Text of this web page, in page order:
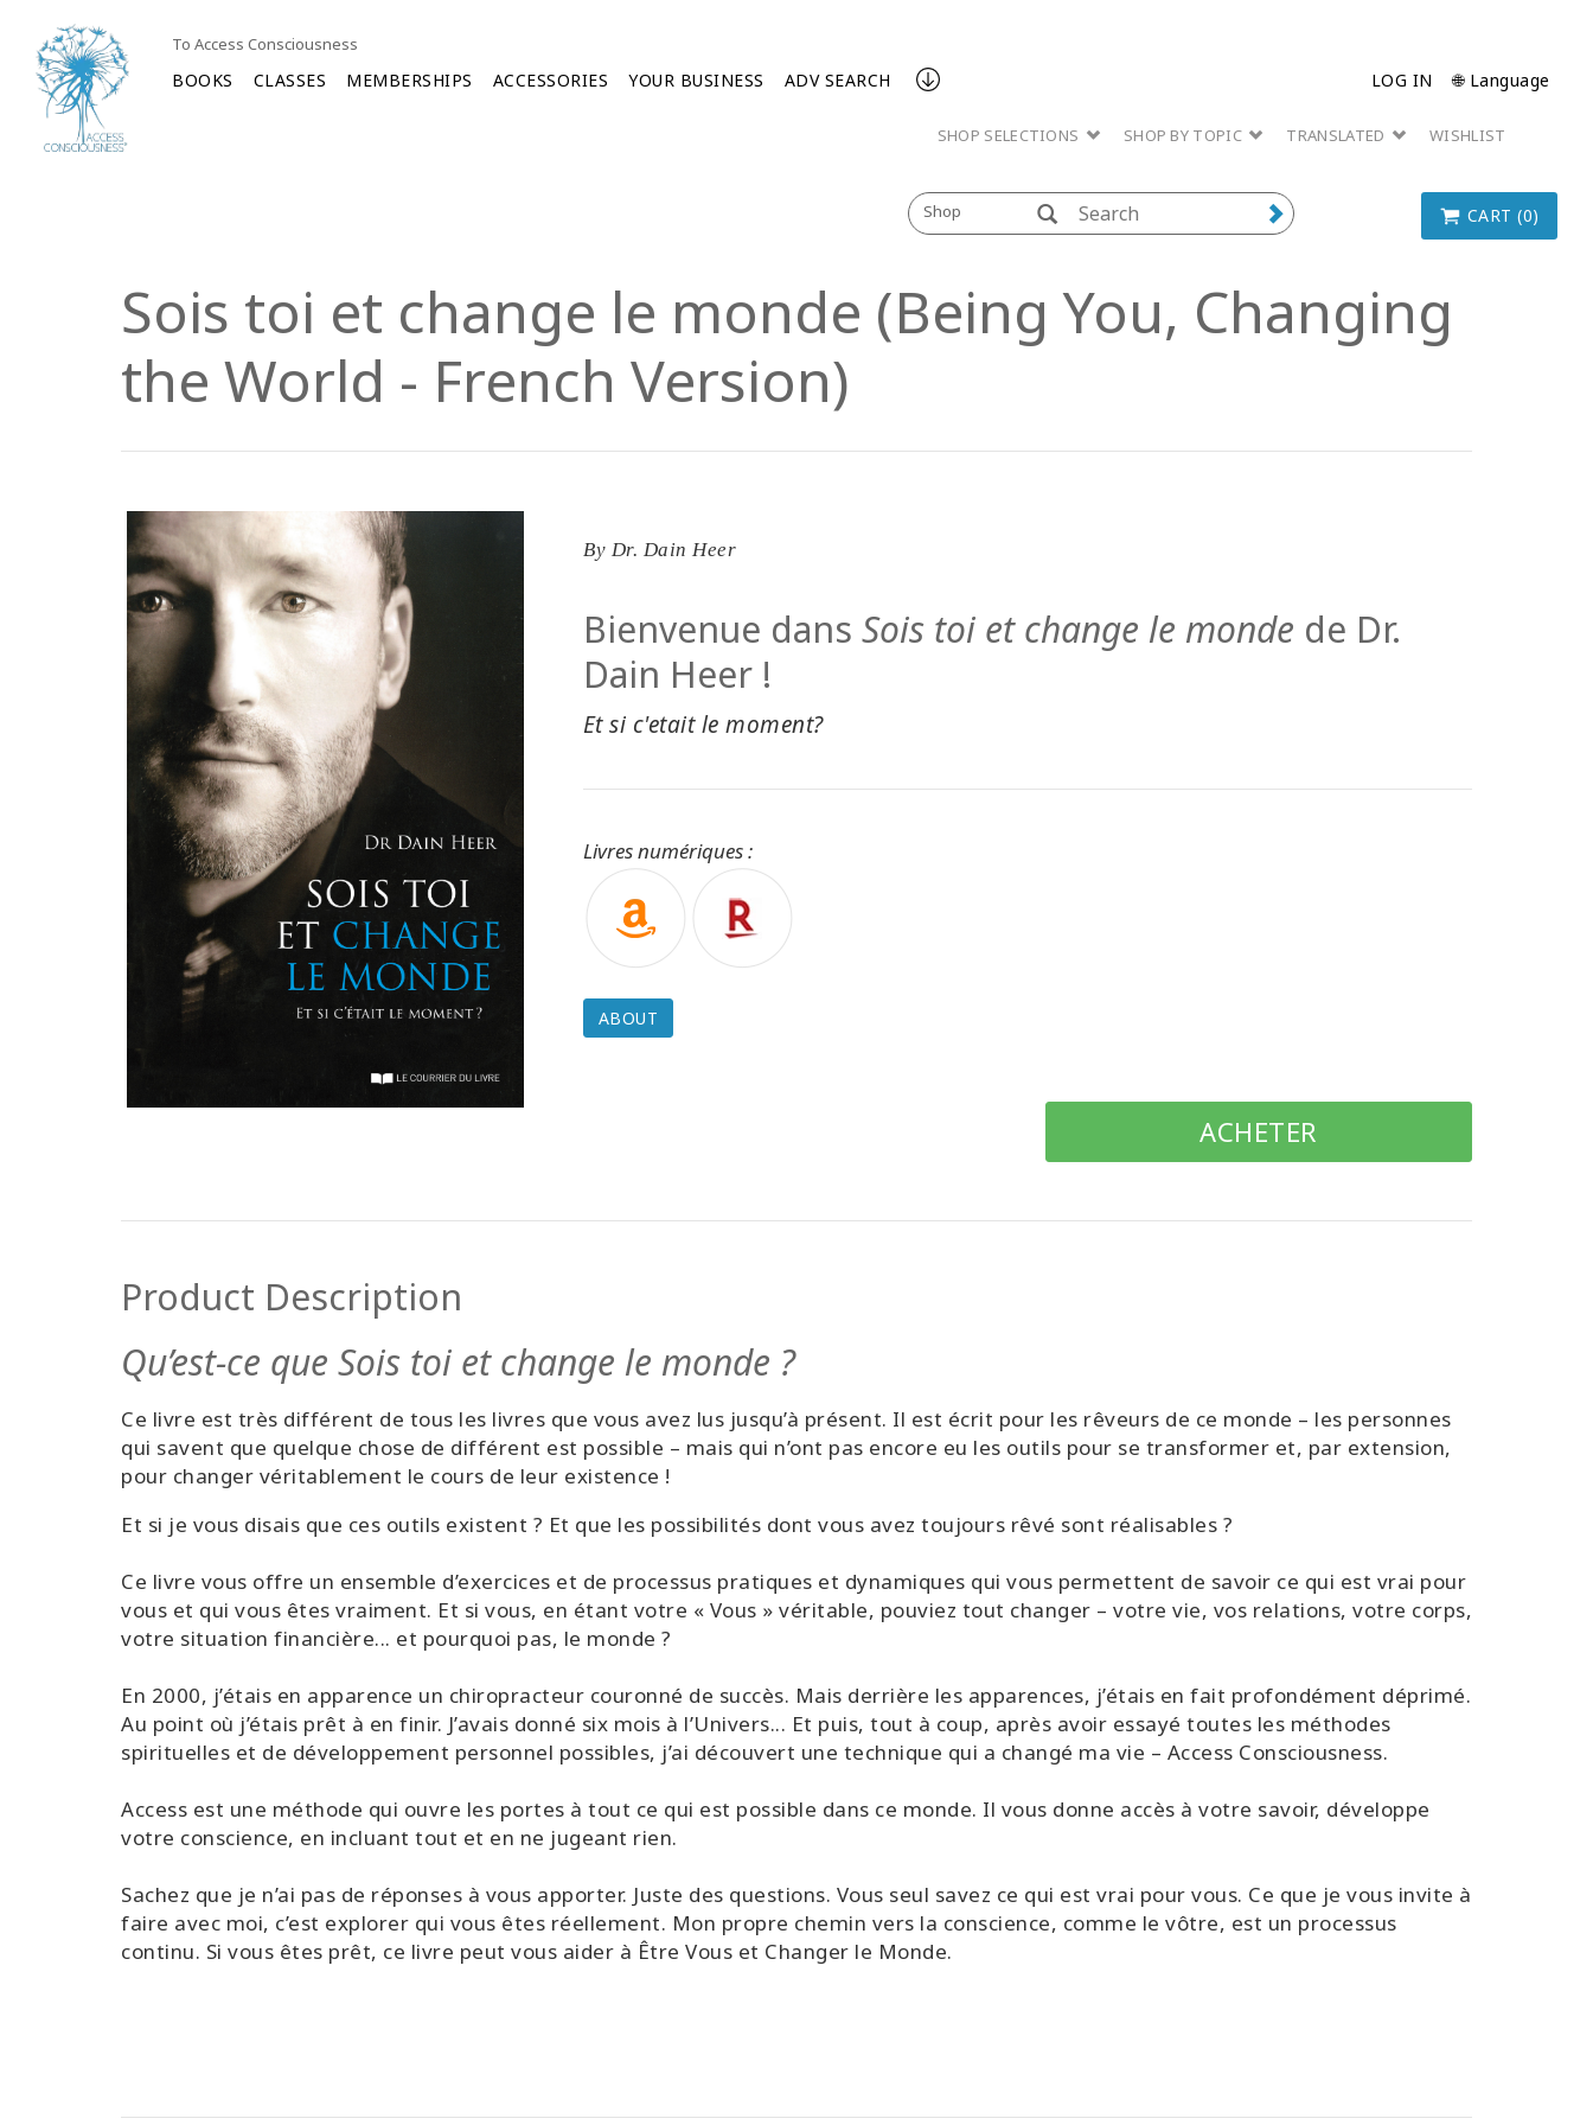
To Access Consciousness
BOOKS CLASSES MEMBERSHIPS ACCESSORIES YOUR BUSINESS ADV SEARCH LOG IN 🌐 Language
SHOP SELECTIONS SHOP BY TOPIC TRANSLATED WISHLIST
Shop CART (0)
Sois toi et change le monde (Being You, Changing
the World - French Version)
By Dr. Dain Heer
Bienvenue dans Sois toi et change le monde de Dr.
Dain Heer !
Et si c'etait le moment?
Livres numériques :
ABOUT
ACHETER
Product Description
Qu’est-ce que Sois toi et change le monde ?
Ce livre est très différent de tous les livres que vous avez lus jusqu’à présent. Il est écrit pour les rêveurs de ce monde – les personnes
qui savent que quelque chose de différent est possible – mais qui n’ont pas encore eu les outils pour se transformer et, par extension,
pour changer véritablement le cours de leur existence !
Et si je vous disais que ces outils existent ? Et que les possibilités dont vous avez toujours rêvé sont réalisables ?
Ce livre vous offre un ensemble d’exercices et de processus pratiques et dynamiques qui vous permettent de savoir ce qui est vrai pour
vous et qui vous êtes vraiment. Et si vous, en étant votre « Vous » véritable, pouviez tout changer – votre vie, vos relations, votre corps,
votre situation financière... et pourquoi pas, le monde ?
En 2000, j’étais en apparence un chiropracteur couronné de succès. Mais derrière les apparences, j’étais en fait profondément déprimé.
Au point où j’étais prêt à en finir. J’avais donné six mois à l’Univers... Et puis, tout à coup, après avoir essayé toutes les méthodes
spirituelles et de développement personnel possibles, j’ai découvert une technique qui a changé ma vie – Access Consciousness.
Access est une méthode qui ouvre les portes à tout ce qui est possible dans ce monde. Il vous donne accès à votre savoir, développe
votre conscience, en incluant tout et en ne jugeant rien.
Sachez que je n’ai pas de réponses à vous apporter. Juste des questions. Vous seul savez ce qui est vrai pour vous. Ce que je vous invite à
faire avec moi, c’est explorer qui vous êtes réellement. Mon propre chemin vers la conscience, comme le vôtre, est un processus
continu. Si vous êtes prêt, ce livre peut vous aider à Être Vous et Changer le Monde.